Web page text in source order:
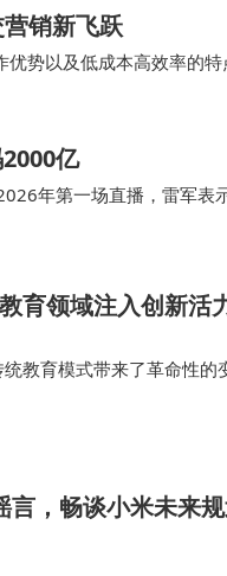
销新飞跃
势以及低成本高效率的
引更多用户关注…
亿
年第一场直播，雷军表
，与和讯网…
育领域注入创新活
教育模式带来了革命性的
加真…
，畅谈小米未来